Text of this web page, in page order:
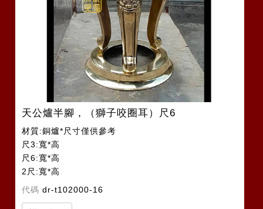
天公爐半腳，（獅子咬圈耳）尺6
材質:銅爐*尺寸僅供參考
尺3:寬*高
尺6:寬*高
2尺:寬*高
2尺2:寬*高
代碼 dr-t102000-16